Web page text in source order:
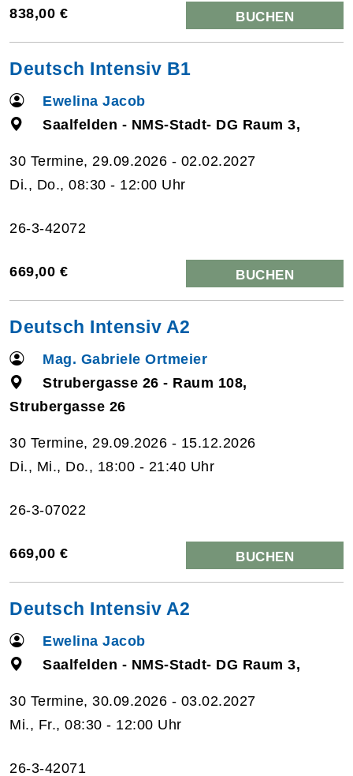
838,00 € BUCHEN
Deutsch Intensiv B1
Ewelina Jacob
Saalfelden - NMS-Stadt- DG Raum 3,
30 Termine, 29.09.2026 - 02.02.2027
Di., Do., 08:30 - 12:00 Uhr
26-3-42072
669,00 € BUCHEN
Deutsch Intensiv A2
Mag. Gabriele Ortmeier
Strubergasse 26 - Raum 108,
Strubergasse 26
30 Termine, 29.09.2026 - 15.12.2026
Di., Mi., Do., 18:00 - 21:40 Uhr
26-3-07022
669,00 € BUCHEN
Deutsch Intensiv A2
Ewelina Jacob
Saalfelden - NMS-Stadt- DG Raum 3,
30 Termine, 30.09.2026 - 03.02.2027
Mi., Fr., 08:30 - 12:00 Uhr
26-3-42071